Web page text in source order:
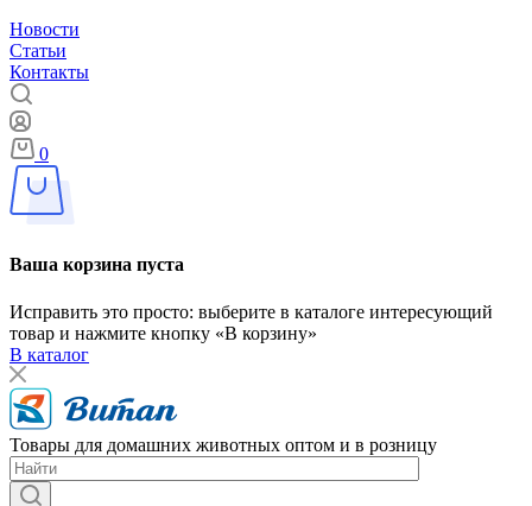
Новости
Статьи
Контакты
0
Ваша корзина пуста
Исправить это просто: выберите в каталоге интересующий
товар и нажмите кнопку «В корзину»
В каталог
Товары для домашних животных оптом и в розницу